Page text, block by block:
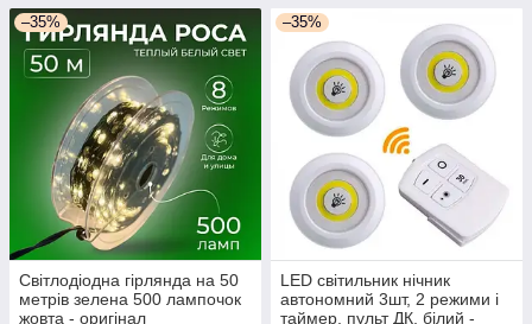
–35%
Світлодіодна гірлянда на 50
метрів зелена 500 лампочок
жовта - оригінал
–35%
LED світильник нічник
автономний 3шт, 2 режими і
таймер, пульт ДК, білий -